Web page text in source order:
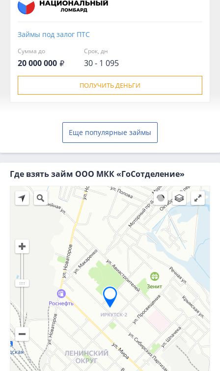
Займы под залог ПТС
Сумма до
20 000 000
Срок, дн
30 - 1 095
ПОЛУЧИТЬ ДЕНЬГИ
Еще популярные займы
Где взять займ ООО МКК «ГоСотделение»